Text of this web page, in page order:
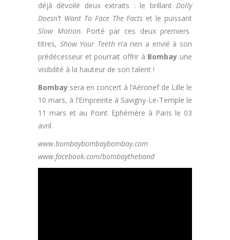
déjà dévoilé deux extraits : le brillant Dolly
Doesn’t Want To Face The Facts et le puissant
Slow Motion. Porté par ces deux premiers
titres, Show Your Teeth n’a rien a envié à son
prédécesseur et pourrait offrir à Bombay une
visibilité à la hauteur de son talent !
Bombay sera en concert à l’Aéronef de Lille le
10 mars, à l’Empreinte à Savigny-Le-Temple le
11 mars et au Point Ephémère à Paris le 03
avril.
www.bombaybombaybombay.com
www.facebook.com/bombaytheband